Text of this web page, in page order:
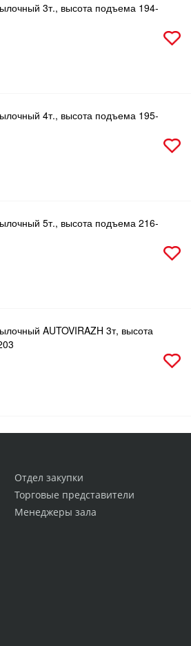
3т., высота подъема 194-
4т., высота подъема 195-
5т., высота подъема 216-
AUTOVIRAZH 3т, высота
Отдел закупки
Торговые представители
Менеджеры зала